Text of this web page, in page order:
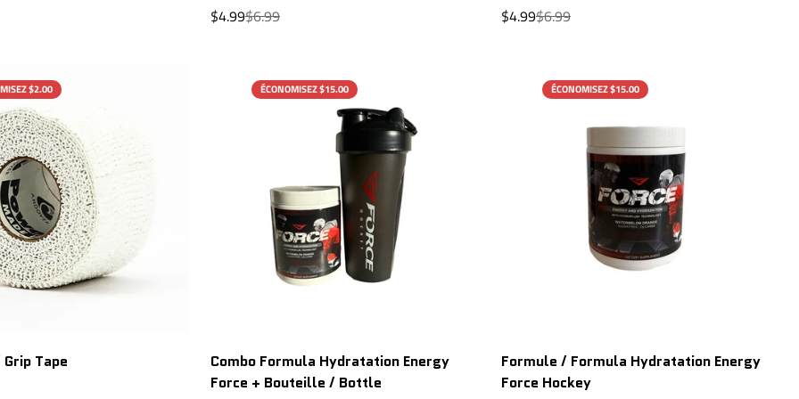
Prix
$4.99Prix
$6.99 Prix
$4.99Prix
$6.99
$2.00
Tape
ÉCONOMISEZ $15.00
Combo Formula Hydratation Energy
Force + Bouteille / Bottle
ÉCONOMISEZ $15.00
AJOUT RAPIDE
Formule / Formula Hydratation Energy
Force Hockey